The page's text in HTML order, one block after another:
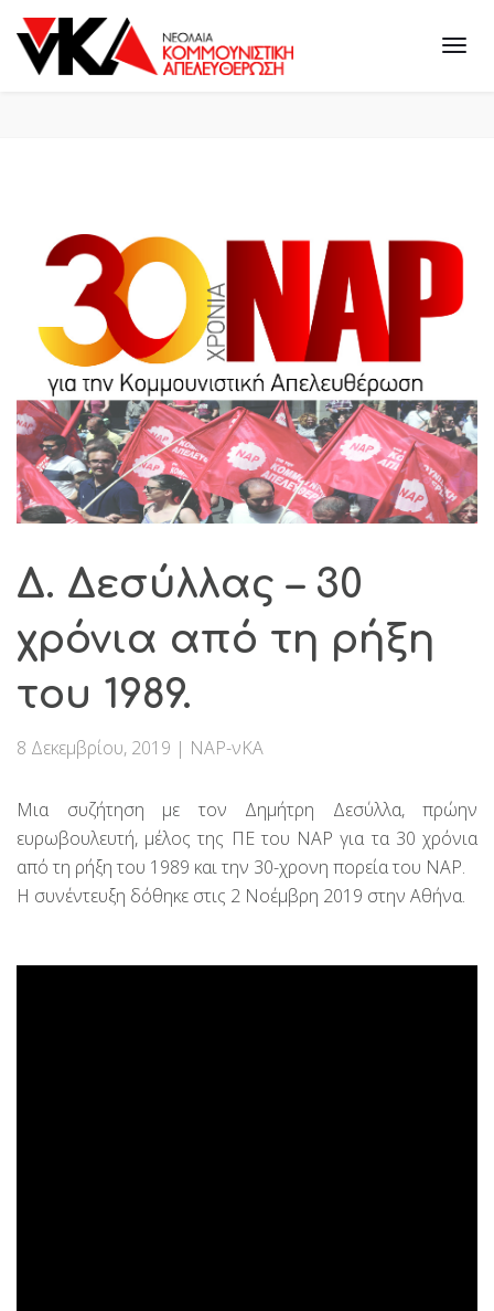
Δ. Δεσύλλας – 30
χρόνια από τη ρήξη
του 1989.
8 Δεκεμβρίου, 2019 | ΝΑΡ-νΚΑ
Μια συζήτηση με τον Δημήτρη Δεσύλλα, πρώην
ευρωβουλευτή, μέλος της ΠΕ του ΝΑΡ για τα 30 χρόνια
από τη ρήξη του 1989 και την 30-χρονη πορεία του ΝΑΡ.
Η συνέντευξη δόθηκε στις 2 Νοέμβρη 2019 στην Αθήνα.